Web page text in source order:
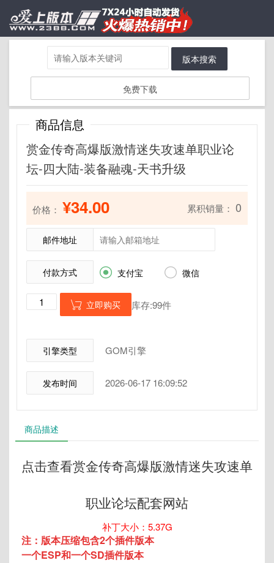
版本搜索
免费下载
商品信息
赏金传奇高爆版激情迷失攻速单职业论
坛-四大陆-装备融魂-天书升级
价格： ¥34.00 累积销量： 0
邮件地址
付款方式  支付宝  微信
 立即购买 库存:99件
引擎类型 GOM引擎
发布时间 2026-06-17 16:09:52
商品描述
点击查看赏金传奇高爆版激情迷失攻速单
职业论坛配套网站
补丁大小：5.37G
注：版本压缩包含2个插件版本
一个ESP和一个SD插件版本